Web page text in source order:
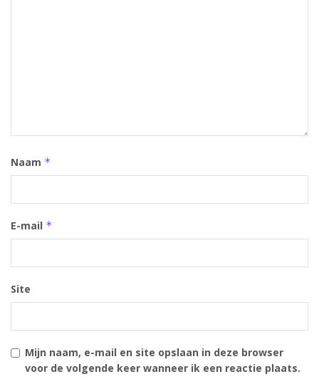
Naam *
E-mail *
Site
Mijn naam, e-mail en site opslaan in deze browser
voor de volgende keer wanneer ik een reactie plaats.